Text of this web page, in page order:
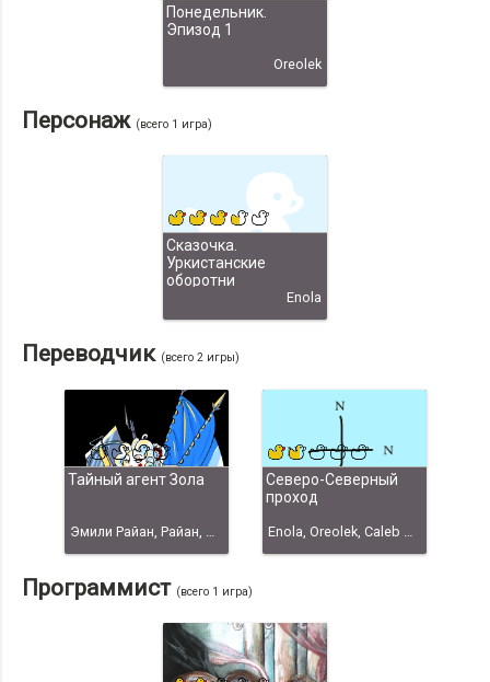
Понедельник.
Эпизод 1
Oreolek
Персонаж (всего 1 игра)
Сказочка.
Уркистанские
оборотни
Enola
Переводчик (всего 2 игры)
Тайный агент Зола
Северо-Северный
проход
Программист (всего 1 игра)